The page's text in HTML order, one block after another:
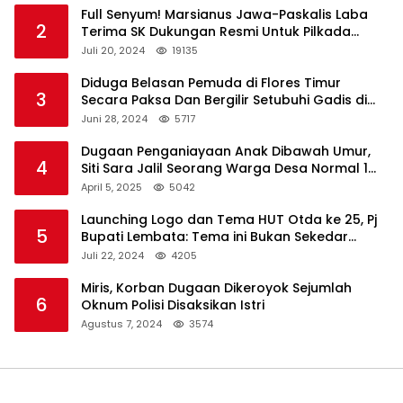
2
Full Senyum! Marsianus Jawa-Paskalis Laba
Terima SK Dukungan Resmi Untuk Pilkada
Lembata
Juli 20, 2024 19135
3
Diduga Belasan Pemuda di Flores Timur
Secara Paksa Dan Bergilir Setubuhi Gadis di
Bawah Umur
Juni 28, 2024 5717
4
Dugaan Penganiayaan Anak Dibawah Umur,
Siti Sara Jalil Seorang Warga Desa Normal 1
Melapor ke Polisi
April 5, 2025 5042
5
Launching Logo dan Tema HUT Otda ke 25, Pj
Bupati Lembata: Tema ini Bukan Sekedar
Refleksi Semalam
Juli 22, 2024 4205
6
Miris, Korban Dugaan Dikeroyok Sejumlah
Oknum Polisi Disaksikan Istri
Agustus 7, 2024 3574